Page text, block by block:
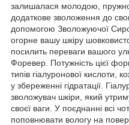
залишалася молодою,
додаткове зволоження до
допомогою Зволожуючої
огорне вашу шкіру
посилить переваги вашого
Форевер. Потужність цієї
типів гіалуронової кислоти,
у збереженні гідратації.
зволожувач шкіри, який
своєї ваги. У поєднанні всі
поповнювати вологу на